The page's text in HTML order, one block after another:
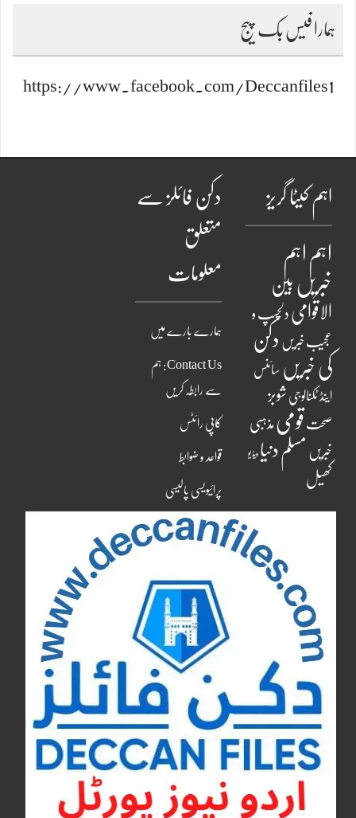
ہمارا فیس بک پیج
https://www.facebook.com/Deccanfiles1
اہم کیٹا گریز
اہم اہم
خبریں بین
الاقوامی دلچسپ و
عجیب خبریں دکن
کی خبریں سائنس
اینڈ ٹکنالوجی شوبز
صحت قومی مذہبی
خبریں مسلم دنیا ویڈیو
کھیل
دکن فائلز سے
متعلق
معلومات
ہمارے بارے میں
Contact Us: ہم
سے رابطہ کریں
کاپی رائٹس
قواعد و ضوابط
پرائیویسی پالیسی